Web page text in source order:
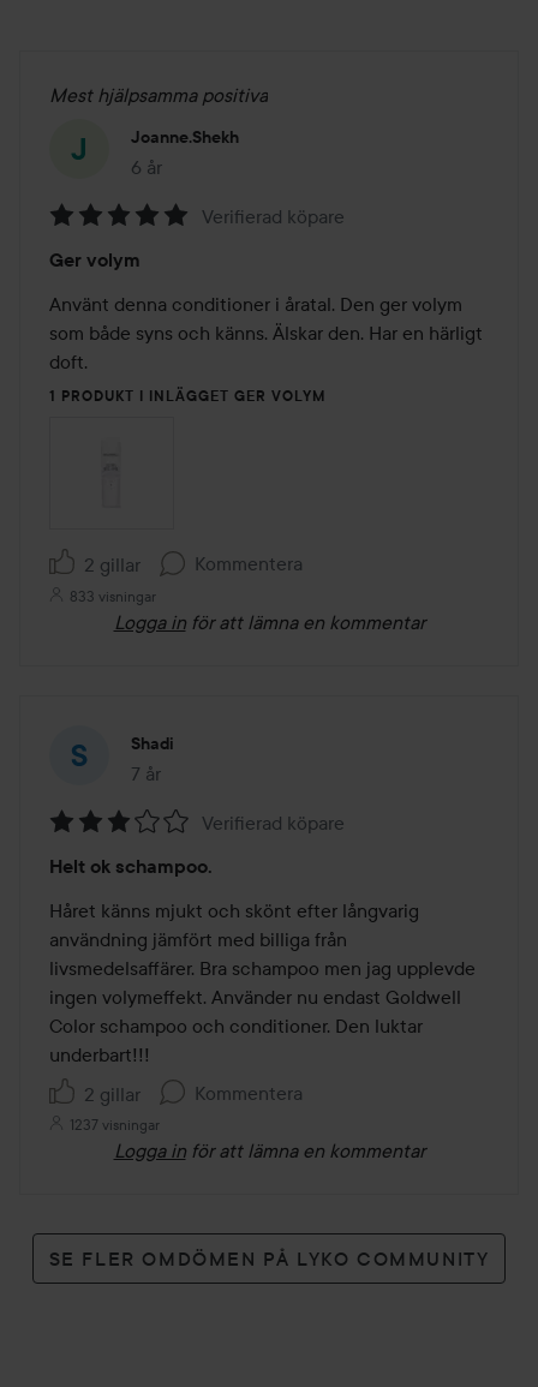
Mest hjälpsamma positiva
Joanne.shekh
6 år
Inlägget skapades 6 år
5
av
5
Verifierad köpare
Ger volym
Använt denna conditioner i åratal. Den ger volym
som både syns och känns. Älskar den. Har en härligt
doft.
1 PRODUKT I INLÄGGET GER VOLYM
2 gillar Kommentera
833 visningar
Logga in för att lämna en kommentar
Shadi
7 år
Inlägget skapades 7 år
3
av
5
Verifierad köpare
Helt ok schampoo.
Håret känns mjukt och skönt efter långvarig
användning jämfört med billiga från
livsmedelsaffärer. Bra schampoo men jag upplevde
ingen volymeffekt. Använder nu endast Goldwell
Color schampoo och conditioner. Den luktar
underbart!!!
2 gillar
Kommentera
1237 visningar
Logga in för att lämna en kommentar
SE FLER OMDÖMEN PÅ LYKO COMMUNITY